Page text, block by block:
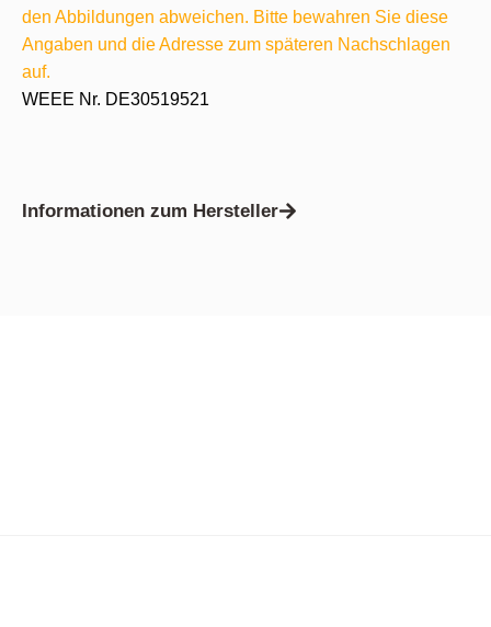
den Abbildungen abweichen. Bitte bewahren Sie diese
Angaben und die Adresse zum späteren Nachschlagen
auf.
WEEE Nr. DE30519521
Informationen zum Hersteller